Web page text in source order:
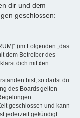
dir und dem
geschlossen:
(im Folgenden „das
dem Betreiber des
dich mit den
bist, so darfst du
des Boards gelten
geschlossen und kann
jederzeit gekündigt